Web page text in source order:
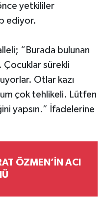
yetkililer
ediyor.
“Burada bulunan
Çocuklar sürekli
Otlar kazı
çok tehlikeli. Lütfen
yapsın.” İfadelerine
ÖZMEN’İN ACI